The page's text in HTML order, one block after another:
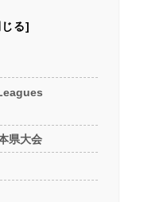
県大会